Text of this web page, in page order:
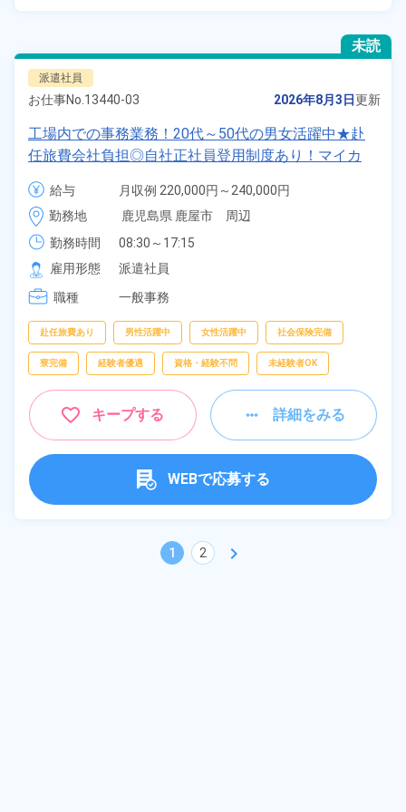
未読
派遣社員
お仕事No. 13440-03 2026年8月3日更新
工場内での事務業務！20代～50代の男女活躍中★赴
任旅費会社負担◎自社正社員登用制度あり！マイカ
ー、バイク、自転車通勤OK！無料駐車場完備！制服
無償貸与！《鹿児島県鹿屋市川西町》
給与
月収例 220,000円～240,000円
時給 1,350円～1,350円
勤務地
鹿児島県 鹿屋市　周辺
勤務時間
08:30～17:15
雇用形態
派遣社員
職種
一般事務
赴任旅費あり 男性活躍中 女性活躍中 社会保険完備
寮完備 経験者優遇 資格・経験不問 未経験者OK
キープする 詳細をみる
WEBで応募する
1 2 chevron_right